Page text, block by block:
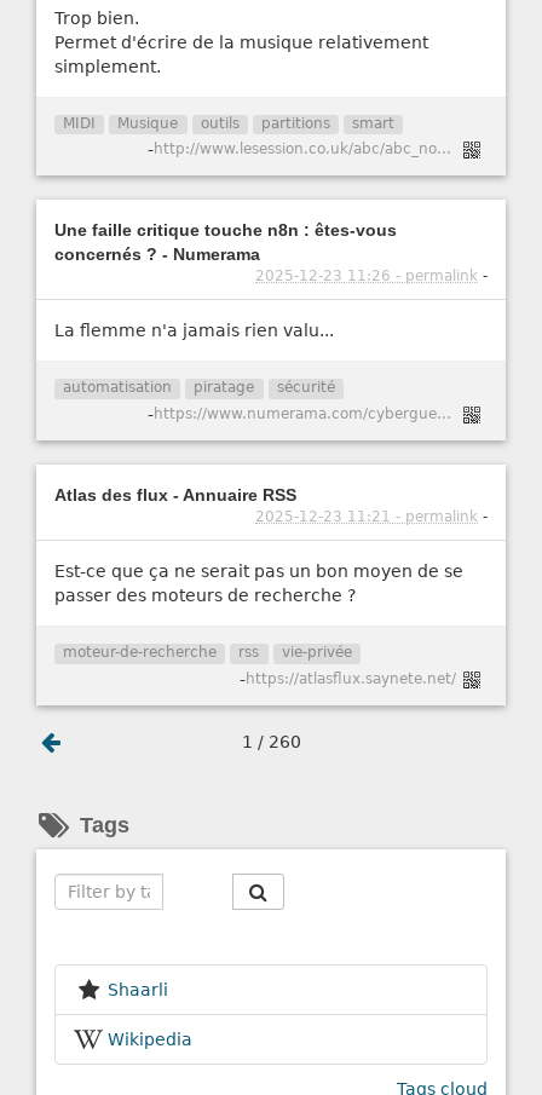
Trop bien.
Permet d'écrire de la musique relativement
simplement.
MIDI Musique outils partitions smart
- http://www.lesession.co.uk/abc/abc_notation.htm
Une faille critique touche n8n : êtes-vous
concernés ? - Numerama
2025-12-23 11:26 - permalink -
La flemme n'a jamais rien valu...
automatisation piratage sécurité
- https://www.numerama.com/cyberguerre/2147741-une-faille-critique-touche-n8n-etes-vous-concernes.html
Atlas des flux - Annuaire RSS
2025-12-23 11:21 - permalink -
Est-ce que ça ne serait pas un bon moyen de se
passer des moteurs de recherche ?
moteur-de-recherche rss vie-privée
-https://atlasflux.saynete.net/
1 / 260
Tags
Shaarli
Wikipedia
Tags cloud